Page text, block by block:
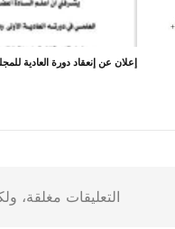
إعلان عن إنعقاد دورة العادية
التعليقات مغلقة،